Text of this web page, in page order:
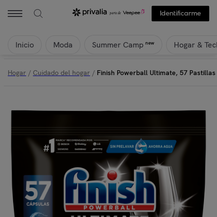
Identificarme
Inicio Moda Summer Camp new Hogar &
Hogar / Cuidado del hogar / Finish Powerball Ultimate, 57